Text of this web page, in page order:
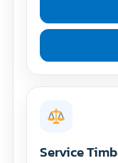
Service